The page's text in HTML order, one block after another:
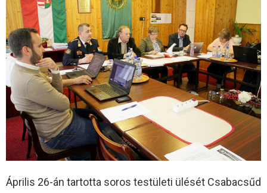
Április 26-án tartotta soros testületi ülését Csabacsűd